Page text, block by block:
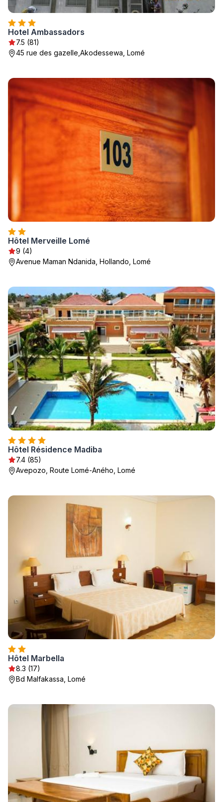
Hotel Ambassadors
7.5 (81)
45 rue des gazelle,Akodessewa, Lomé
Hôtel Merveille Lomé
9 (4)
Avenue Maman Ndanida, Hollando, Lomé
Hôtel Résidence Madiba
7.4 (85)
Avepozo, Route Lomé-Aného, Lomé
Hôtel Marbella
8.3 (17)
Bd Malfakassa, Lomé